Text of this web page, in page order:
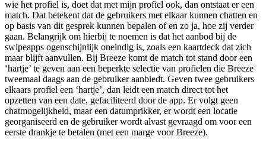
wie het profiel is, doet dat met mijn profiel ook, dan ontstaat er een
match. Dat betekent dat de gebruikers met elkaar kunnen chatten en
op basis van dit gesprek kunnen bepalen of en zo ja, hoe zij verder
gaan. Belangrijk om hierbij te noemen is dat het aanbod bij de
swipeapps ogenschijnlijk oneindig is, zoals een kaartdeck dat zich
maar blijft aanvullen. Bij Breeze komt de match tot stand door een
‘hartje’ te geven aan een beperkte selectie van profielen die Breeze
tweemaal daags aan de gebruiker aanbiedt. Geven twee gebruikers
elkaars profiel een ‘hartje’, dan leidt een match direct tot het
opzetten van een date, gefaciliteerd door de app. Er volgt geen
chatmogelijkheid, maar een datumprikker, er wordt een locatie
georganiseerd en de gebruiker wordt alvast gevraagd om voor een
eerste drankje te betalen (met een marge voor Breeze).